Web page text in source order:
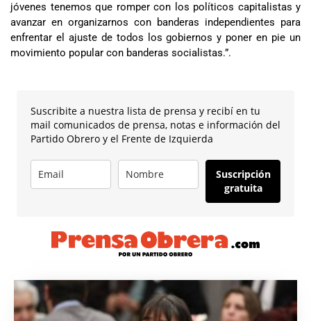
jóvenes tenemos que romper con los políticos capitalistas y
avanzar en organizarnos con banderas independientes para
enfrentar el ajuste de todos los gobiernos y poner en pie un
movimiento popular con banderas socialistas.”.
Suscribite a nuestra lista de prensa y recibí en tu
mail comunicados de prensa, notas e información del
Partido Obrero y el Frente de Izquierda
Suscripción
gratuita